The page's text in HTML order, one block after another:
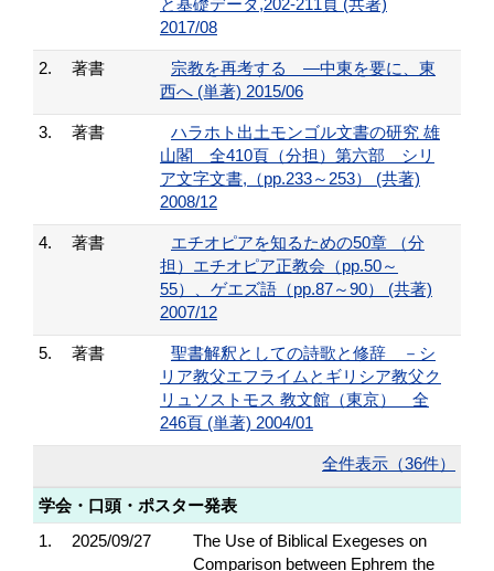
と基礎データ,202-211頁 (共著)
2017/08
2. 著書
宗教を再考する ―中東を要に、東
西へ (単著) 2015/06
3. 著書
ハラホト出土モンゴル文書の研究 雄
山閣 全410頁（分担）第六部 シリ
ア文字文書,（pp.233～253） (共著)
2008/12
4. 著書
エチオピアを知るための50章 （分
担）エチオピア正教会（pp.50～
55）、ゲエズ語（pp.87～90） (共著)
2007/12
5. 著書
聖書解釈としての詩歌と修辞 －シ
リア教父エフライムとギリシア教父ク
リュソストモス 教文館（東京） 全
246頁 (単著) 2004/01
全件表示（36件）
学会・口頭・ポスター発表
1.
2025/09/27
The Use of Biblical Exegeses on
Comparison between Ephrem the